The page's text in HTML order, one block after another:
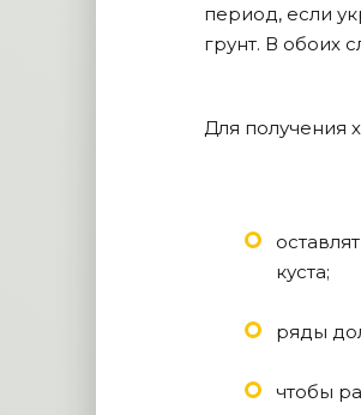
период, если
грунт. В обоих
Для получения
куста;
ряды
чтобы